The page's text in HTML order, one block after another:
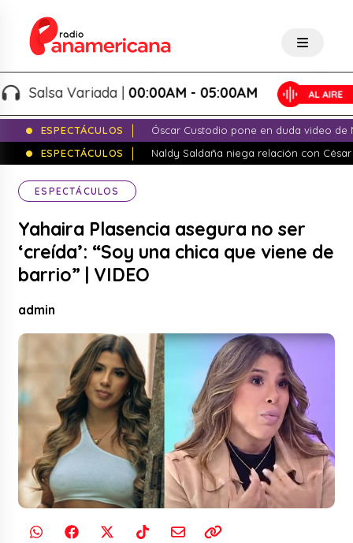
Salsa Variada |00:00AM - 05:00AM
ESPECTÁCULOS
Óscar Custodio pone en duda video de
ESPECTÁCULOS
Naldy Saldaña niega relación con
ESPECTÁCULOS
Yahaira Plasencia asegura no ser
‘creída’: “Soy una chica que viene de
barrio” | VIDEO
admin